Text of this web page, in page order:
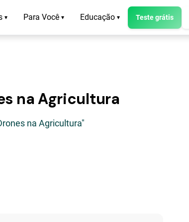
▾ Para Você ▾ Educação ▾ Teste grátis
na Agricultura
na Agricultura"